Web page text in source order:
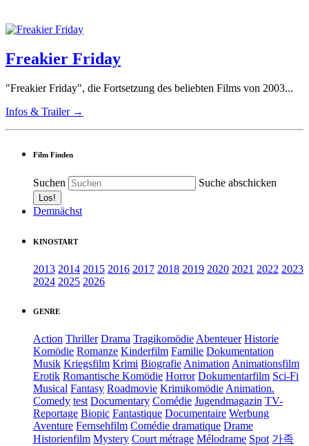
Freakier Friday
"Freakier Friday", die Fortsetzung des beliebten Films von 2003...
Infos & Trailer →
Film Finden
Suchen Suche abschicken
Demnächst
KINOSTART
2013 2014 2015 2016 2017 2018 2019 2020 2021 2022 2023
2024 2025 2026
GENRE
Action Thriller Drama TragikomödieAbenteuer Historie
Komödie Romanze Kinderfilm Familie Dokumentation
Musik Kriegsfilm Krimi BiografieAnimationAnimationsfilm
Erotik Romantische Komödie Horror Dokumentarfilm Sci-Fi
Musical Fantasy Roadmovie KrimikomödieAnimation.
Comedy test Documentary Comédie Jugendmagazin TV-
Reportage Biopic Fantastique Documentaire Werbung
Aventure Fernsehfilm Comédie dramatique Drame
Historienfilm Mystery Court métrage Mélodrame Spot 가족